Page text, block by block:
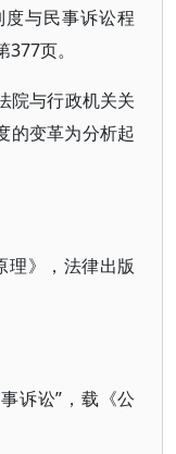
与民事诉讼程
页。
院与行政机关关
的变革为分析起
理》，法律出版
诉讼”，载《公